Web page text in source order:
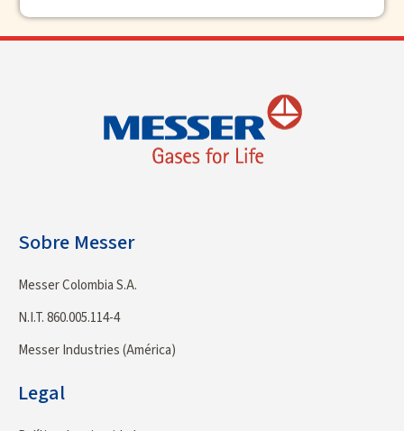
Sobre Messer
Messer Colombia S.A.
N.I.T. 860.005.114-4
Messer Industries (América)
Legal